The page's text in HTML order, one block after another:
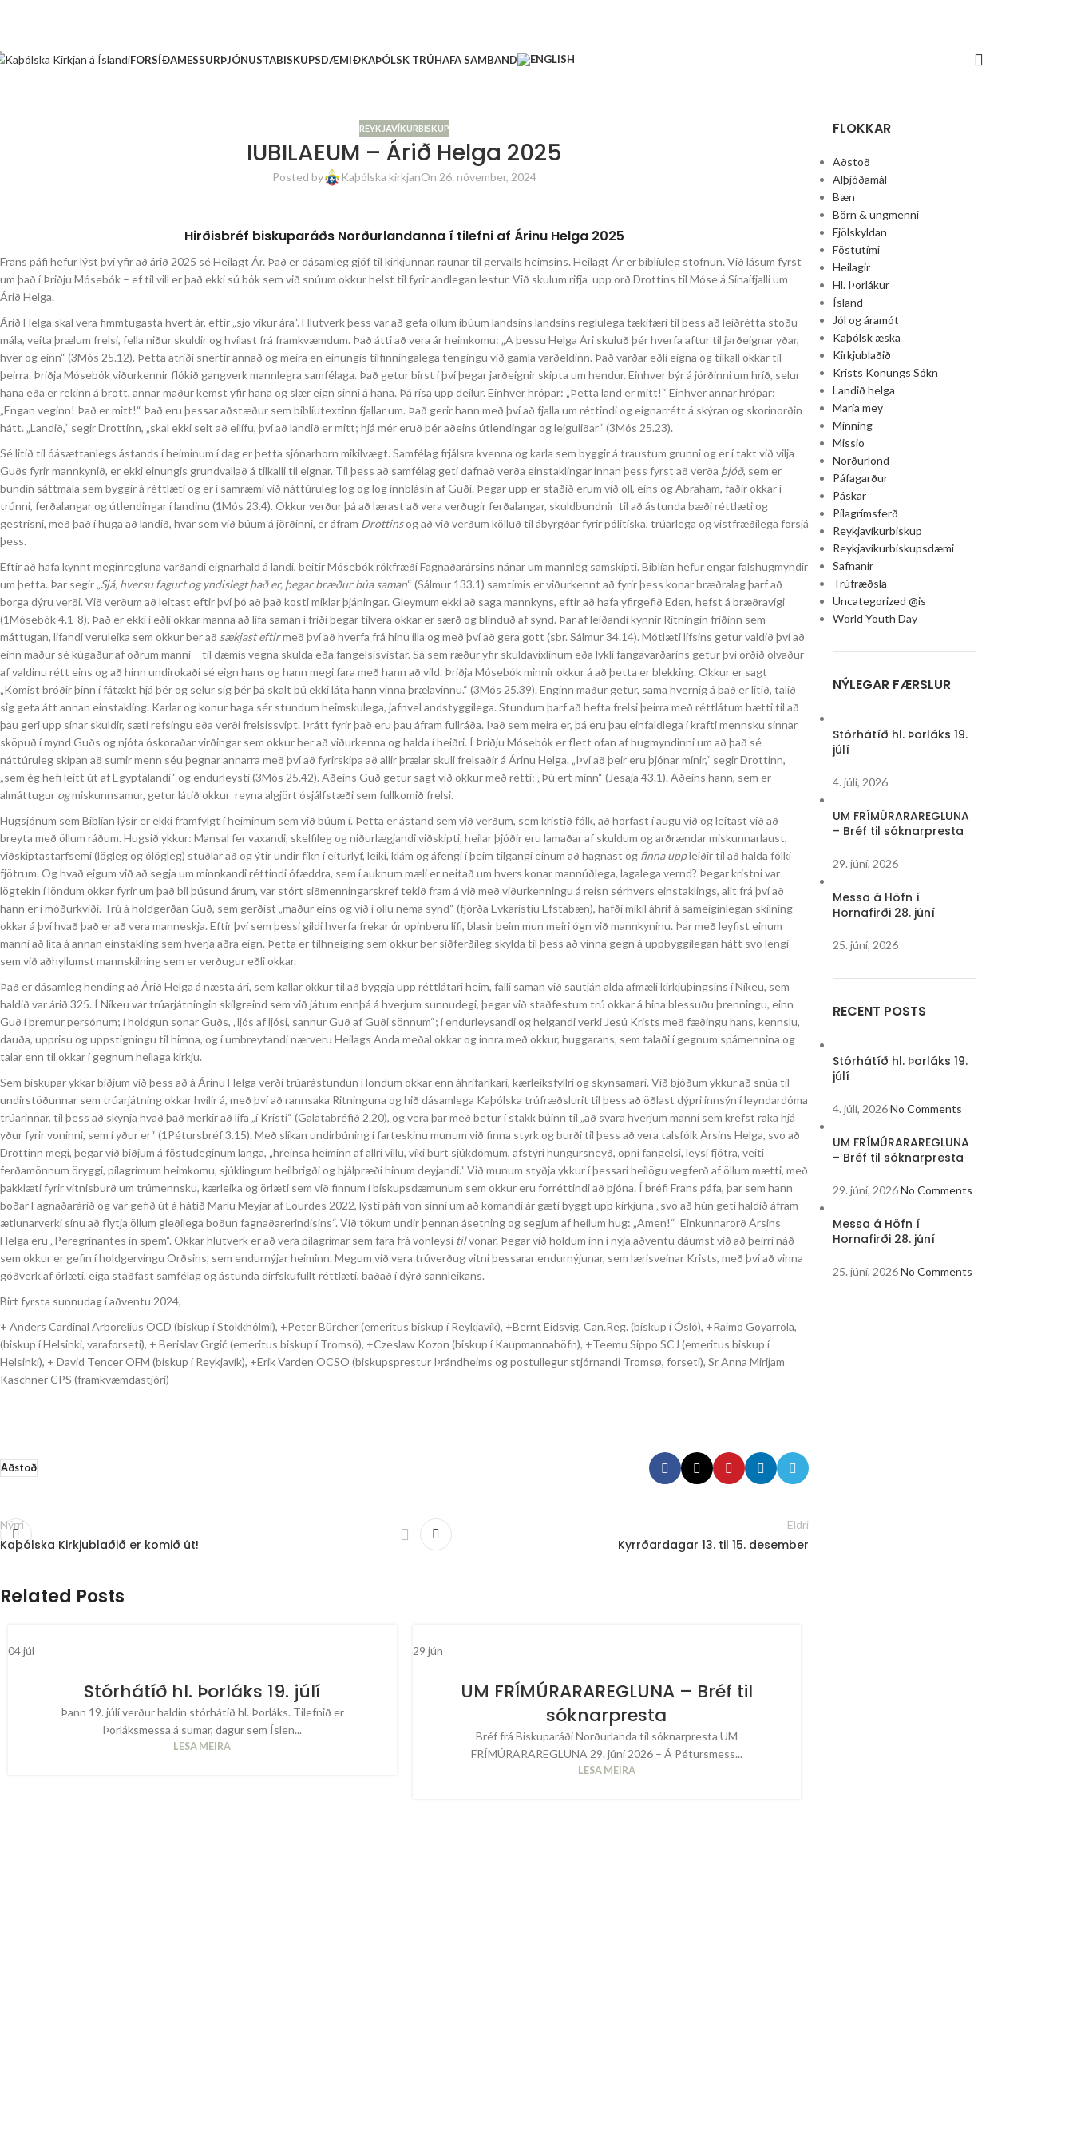
FORSÍÐAMESSURÞJÓNUSTABISKUPSDÆMIÐKAÞÓLSK TRÚHAFA SAMBAND
REYKJAVÍKURBISKUP
IUBILAEUM – Árið Helga 2025
Posted by Kaþólska kirkjanOn 26. nóvember, 2024
Hirðisbréf biskuparáðs Norðurlandanna í tilefni af Árinu Helga 2025
Frans páfi hefur lýst því yfir að árið 2025 sé Heilagt Ár. Það er dásamleg gjöf til kirkjunnar, raunar til gervalls heimsins. Heilagt Ár er biblíuleg stofnun. Við lásum fyrst
um það í Þriðju Mósebók – ef til vill er það ekki sú bók sem við snúum okkur helst til fyrir andlegan lestur. Við skulum rifja upp orð Drottins til Móse á Sínaífjalli um
Árið Helga.
Árið Helga skal vera fimmtugasta hvert ár, eftir „sjö vikur ára“. Hlutverk þess var að gefa öllum íbúum landsins landsins reglulega tækifæri til þess að leiðrétta stöðu
mála, veita þrælum frelsi, fella niður skuldir og hvílast frá framkvæmdum. Það átti að vera ár heimkomu: „Á þessu Helga Ári skuluð þér hverfa aftur til jarðeignar yðar,
hver og einn“ (3Mós 25.12). Þetta atriði snertir annað og meira en einungis tilfinningalega tengingu við gamla varðeldinn. Það varðar eðli eigna og tilkall okkar til
þeirra. Þriðja Mósebók viðurkennir flókið gangverk mannlegra samfélaga. Það getur birst í því þegar jarðeignir skipta um hendur. Einhver býr á jörðinni um hríð, selur
hana eða er rekinn á brott, annar maður kemst yfir hana og slær eign sinni á hana. Þá rísa upp deilur. Einhver hrópar: „Þetta land er mitt!“ Einhver annar hrópar:
„Engan veginn! Það er mitt!“ Það eru þessar aðstæður sem biblíutextinn fjallar um. Það gerir hann með því að fjalla um réttindi og eignarrétt á skýran og skorinorðin
hátt. „Landið,“ segir Drottinn, „skal ekki selt að eilífu, því að landið er mitt; hjá mér eruð þér aðeins útlendingar og leiguliðar“ (3Mós 25.23).
Sé litið til óásættanlegs ástands í heiminum í dag er þetta sjónarhorn mikilvægt. Samfélag frjálsra kvenna og karla sem byggir á traustum grunni og er í takt við vilja
Guðs fyrir mannkynið, er ekki einungis grundvallað á tilkalli til eignar. Til þess að samfélag geti dafnað verða einstaklingar innan þess fyrst að verða þjóð, sem er
bundin sáttmála sem byggir á réttlæti og er í samræmi við náttúruleg lög og lög innblásin af Guði. Þegar upp er staðið erum við öll, eins og Abraham, faðir okkar í
trúnni, ferðalangar og útlendingar í landinu (1Mós 23.4). Okkur verður þá að lærast að vera verðugir ferðalangar, skuldbundnir til að ástunda bæði réttlæti og
gestrisni, með það í huga að landið, hvar sem við búum á jörðinni, er áfram Drottinsog að við verðum kölluð til ábyrgðar fyrir pólitíska, trúarlega og vistfræðilega forsjá
þess.
Eftir að hafa kynnt meginregluna varðandi eignarhald á landi, beitir Mósebók rökfræði Fagnaðarársins nánar um mannleg samskipti. Biblían hefur engar falshugmyndir
um þetta. Þar segir „Sjá, hversu fagurt og yndislegt það er, þegar bræður búa saman“ (Sálmur 133.1) samtímis er viðurkennt að fyrir þess konar bræðralag þarf að
borga dýru verði. Við verðum að leitast eftir því þó að það kosti miklar þjáningar. Gleymum ekki að saga mannkyns, eftir að hafa yfirgefið Eden, hefst á bræðravígi
(1Mósebók 4.1-8). Það er ekki í eðli okkar manna að lifa saman í friði þegar tilvera okkar er særð og blinduð af synd. Þar af leiðandi kynnir Ritningin friðinn sem
máttugan, lifandi veruleika sem okkur ber að sækjast eftirmeð því að hverfa frá hinu illa og með því að gera gott (sbr. Sálmur 34.14). Mótlæti lífsins getur valdið því að
einn maður sé kúgaður af öðrum manni – til dæmis vegna skulda eða fangelsisvistar. Sá sem ræður yfir skuldavíxlinum eða lykli fangavarðarins getur því orðið ölvaður
af valdinu rétt eins og að hinn undirokaði sé eign hans og hann megi fara með hann að vild. Þriðja Mósebók minnir okkur á að þetta er blekking. Okkur er sagt
„Komist bróðir þinn í fátækt hjá þér og selur sig þér þá skalt þú ekki láta hann vinna þrælavinnu.“ (3Mós 25.39). Enginn maður getur, sama hvernig á það er litið, talið
sig geta átt annan einstakling. Karlar og konur haga sér stundum heimskulega, jafnvel andstyggilega. Stundum þarf að hefta frelsi þeirra með réttlátum hætti til að
þau geri upp sínar skuldir, sæti refsingu eða verði frelsissvipt. Þrátt fyrir það eru þau áfram fullráða. Það sem meira er, þá eru þau einfaldlega í krafti mennsku sinnar
sköpuð í mynd Guðs og njóta óskoraðar virðingar sem okkur ber að viðurkenna og halda í heiðri. Í Þriðju Mósebók er flett ofan af hugmyndinni um að það sé
náttúruleg skipan að sumir menn séu þegnar annarra með því að fyrirskipa að allir þrælar skuli frelsaðir á Árinu Helga. „Því að þeir eru þjónar mínir,“ segir Drottinn,
„sem ég hefi leitt út af Egyptalandi“ og endurleysti (3Mós 25.42). Aðeins Guð getur sagt við okkur með rétti: „Þú ert minn“ (Jesaja 43.1). Aðeins hann, sem er
almáttugur ogmiskunnsamur, getur látið okkur reyna algjört ósjálfstæði sem fullkomið frelsi.
Hugsjónum sem Biblían lýsir er ekki framfylgt í heiminum sem við búum í. Þetta er ástand sem við verðum, sem kristið fólk, að horfast í augu við og leitast við að
breyta með öllum ráðum. Hugsið ykkur: Mansal fer vaxandi, skelfileg og niðurlægjandi viðskipti, heilar þjóðir eru lamaðar af skuldum og arðrændar miskunnarlaust,
viðskiptastarfsemi (lögleg og ólögleg) stuðlar að og ýtir undir fíkn í eiturlyf, leiki, klám og áfengi í þeim tilgangi einum að hagnast og finna uppleiðir til að halda fólki
fjötrum. Og hvað eigum við að segja um minnkandi réttindi ófæddra, sem í auknum mæli er neitað um hvers konar mannúðlega, lagalega vernd? Þegar kristni var
lögtekin í löndum okkar fyrir um það bil þúsund árum, var stórt siðmenningarskref tekið fram á við með viðurkenningu á reisn sérhvers einstaklings, allt frá því að
hann er í móðurkviði. Trú á holdgerðan Guð, sem gerðist „maður eins og við í öllu nema synd“ (fjórða Evkaristíu Efstabæn), hafði mikil áhrif á sameiginlegan skilning
okkar á því hvað það er að vera manneskja. Eftir því sem þessi gildi hverfa frekar úr opinberu lífi, blasir þeim mun meiri ógn við mannkyninu. Þar með leyfist einum
manni að líta á annan einstakling sem hverja aðra eign. Þetta er tilhneiging sem okkur ber siðferðileg skylda til þess að vinna gegn á uppbyggilegan hátt svo lengi
sem við aðhyllumst mannskilning sem er verðugur eðli okkar.
Það er dásamleg hending að Árið Helga á næsta ári, sem kallar okkur til að byggja upp réttlátari heim, falli saman við sautján alda afmæli kirkjuþingsins í Níkeu, sem
haldið var árið 325. Í Níkeu var trúarjátningin skilgreind sem við játum ennþá á hverjum sunnudegi, þegar við staðfestum trú okkar á hina blessuðu þrenningu, einn
Guð í þremur persónum; í holdgun sonar Guðs, „ljós af ljósi, sannur Guð af Guði sönnum“; í endurleysandi og helgandi verki Jesú Krists með fæðingu hans, kennslu,
dauða, upprisu og uppstigningu til himna, og í umbreytandi nærveru Heilags Anda meðal okkar og innra með okkur, huggarans, sem talaði í gegnum spámennina og
talar enn til okkar í gegnum heilaga kirkju.
Sem biskupar ykkar biðjum við þess að á Árinu Helga verði trúarástundun í löndum okkar enn áhrifaríkari, kærleiksfyllri og skynsamari. Við bjóðum ykkur að snúa til
undirstöðunnar sem trúarjátning okkar hvílir á, með því að rannsaka Ritninguna og hið dásamlega Kaþólska trúfræðslurit til þess að öðlast dýpri innsýn í leyndardóma
trúarinnar, til þess að skynja hvað það merkir að lifa „í Kristi“ (Galatabréfið 2.20), og vera þar með betur í stakk búinn til „að svara hverjum manni sem krefst raka hjá
yður fyrir voninni, sem í yður er“ (1Pétursbréf 3.15). Með slíkan undirbúning í farteskinu munum við finna styrk og burði til þess að vera talsfólk Ársins Helga, svo að
Drottinn megi, þegar við biðjum á föstudeginum langa, „hreinsa heiminn af allri villu, víki burt sjúkdómum, afstýri hungursneyð, opni fangelsi, leysi fjötra, veiti
ferðamönnum öryggi, pílagrímum heimkomu, sjúklingum heilbrigði og hjálpræði hinum deyjandi.“ Við munum styðja ykkur í þessari heilögu vegferð af öllum mætti, með
þakklæti fyrir vitnisburð um trúmennsku, kærleika og örlæti sem við finnum í biskupsdæmunum sem okkur eru forréttindi að þjóna. Í bréfi Frans páfa, þar sem hann
boðar Fagnaðarárið og var gefið út á hátíð Maríu Meyjar af Lourdes 2022, lýsti páfi von sinni um að komandi ár gæti byggt upp kirkjuna „svo að hún geti haldið áfram
ætlunarverki sínu að flytja öllum gleðilega boðun fagnaðarerindisins“. Við tökum undir þennan ásetning og segjum af heilum hug: „Amen!“ Einkunnarorð Ársins
Helga eru „Peregrinantes in spem“. Okkar hlutverk er að vera pílagrímar sem fara frá vonleysi tilvonar. Þegar við höldum inn í nýja aðventu dáumst við að þeirri náð
sem okkur er gefin í holdgervingu Orðsins, sem endurnýjar heiminn. Megum við vera trúverðug vitni þessarar endurnýjunar, sem lærisveinar Krists, með því að vinna
góðverk af örlæti, eiga staðfast samfélag og ástunda dirfskufullt réttlæti, baðað í dýrð sannleikans.
Birt fyrsta sunnudag í aðventu 2024,
+ Anders Cardinal Arborelius OCD (biskup í Stokkhólmi), +Peter Bürcher (emeritus biskup í Reykjavík), +Bernt Eidsvig, Can.Reg. (biskup í Ósló), +Raimo Goyarrola,
(biskup í Helsinki, varaforseti), + Berislav Grgić (emeritus biskup í Tromsö), +Czeslaw Kozon (biskup í Kaupmannahöfn), +Teemu Sippo SCJ (emeritus biskup í
Helsinki), + David Tencer OFM (biskup í Reykjavík), +Erik Varden OCSO (biskupsprestur Þrándheims og postullegur stjórnandi Tromsø, forseti), Sr Anna Mirijam
Kaschner CPS (framkvæmdastjóri)
Aðstoð
Nýrri
Kaþólska Kirkjublaðið er komið út!
Eldri
Kyrrðardagar 13. til 15. desember
Related Posts
04júl
Stórhátíð hl. Þorláks 19. júlí
Þann 19. júlí verður haldin stórhátíð hl. Þorláks. Tilefnið er
Þorláksmessa á sumar, dagur sem Íslen...
LESA MEIRA
29 jún
UM FRÍMÚRARAREGLUNA – Bréf til
sóknarpresta
Bréf frá Biskuparáði Norðurlanda til sóknarpresta UM
FRÍMÚRARAREGLUNA 29. júní 2026 – Á Pétursmess...
LESA MEIRA
FLOKKAR
Aðstoð
Alþjóðamál
Bæn
Börn & ungmenni
Fjölskyldan
Föstutími
Heilagir
Hl. Þorlákur
Ísland
Jól og áramót
Kaþólsk æska
Kirkjublaðið
Krists Konungs Sókn
Landið helga
María mey
Minning
Missio
Norðurlönd
Páfagarður
Páskar
Pílagrímsferð
Reykjavíkurbiskup
Reykjavíkurbiskupsdæmi
Safnanir
Trúfræðsla
Uncategorized @is
World Youth Day
NÝLEGAR FÆRSLUR
Stórhátíð hl. Þorláks 19.
júlí
4. júlí, 2026
UM FRÍMÚRARAREGLUNA
– Bréf til sóknarpresta
29. júní, 2026
Messa á Höfn í
Hornafirði 28. júní
25. júní, 2026
RECENT POSTS
Stórhátíð hl. Þorláks 19.
júlí
4. júlí, 2026No Comments
UM FRÍMÚRARAREGLUNA
– Bréf til sóknarpresta
29. júní, 2026No Comments
Messa á Höfn í
Hornafirði 28. júní
25. júní, 2026No Comments